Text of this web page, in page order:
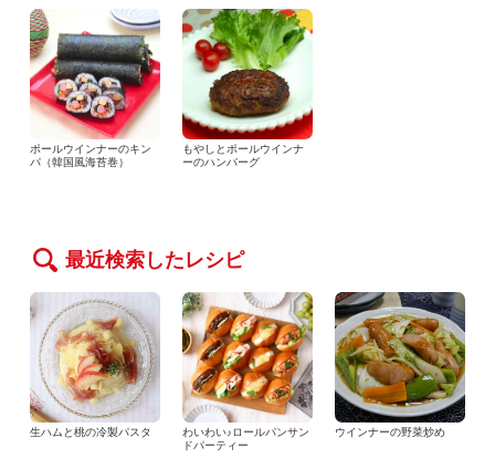
ポールウインナーのキン
パ（韓国風海苔巻）
もやしとポールウインナ
ーのハンバーグ
最近検索したレシピ
生ハムと桃の冷製パスタ
わいわい♪ロールパンサン
ドパーティー
ウインナーの野菜炒め